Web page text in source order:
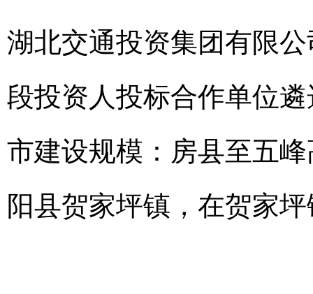
湖北交通投资集团有限
段投资人投标合作单位
市建设规模：房县至五
阳县贺家坪镇，在贺家